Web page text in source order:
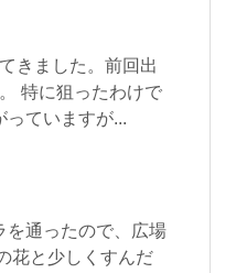
きました。前回出
特に狙ったわけで
っていますが...
を通ったので、広場
花と少しくすんだ